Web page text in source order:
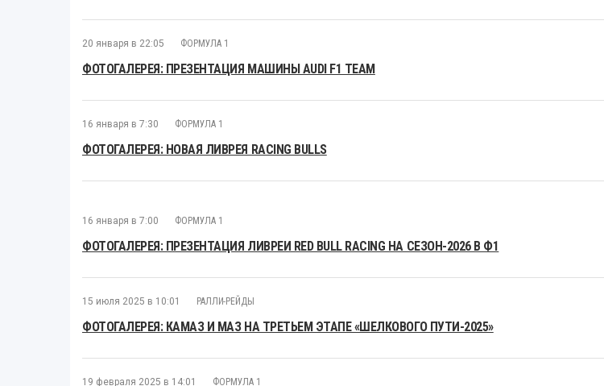
20 января в 22:05 ФОРМУЛА 1
ФОТОГАЛЕРЕЯ: ПРЕЗЕНТАЦИЯ МАШИНЫ AUDI F1 TEAM
16 января в 7:30 ФОРМУЛА 1
ФОТОГАЛЕРЕЯ: НОВАЯ ЛИВРЕЯ RACING BULLS
16 января в 7:00 ФОРМУЛА 1
ФОТОГАЛЕРЕЯ: ПРЕЗЕНТАЦИЯ ЛИВРЕИ RED BULL RACING НА СЕЗОН-2026 В Ф1
15 июля 2025 в 10:01 РАЛЛИ-РЕЙДЫ
ФОТОГАЛЕРЕЯ: КАМАЗ И МАЗ НА ТРЕТЬЕМ ЭТАПЕ «ШЕЛКОВОГО ПУТИ-2025»
19 февраля 2025 в 14:01 ФОРМУЛА 1